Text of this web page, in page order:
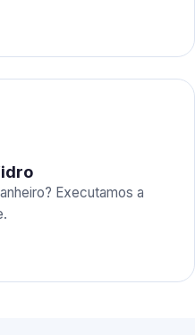
Executamos a